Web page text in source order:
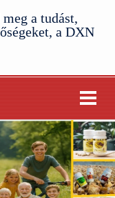
a tudást,
a DXN